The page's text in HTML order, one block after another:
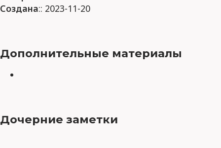
Создана:: 2023-11-20
Дополнительные материалы
Дочерние заметки